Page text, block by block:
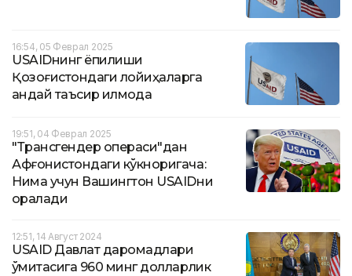
16:54, 05 Феврал 2025
USAIDнинг ёпилиши
Қозоғистондаги лойиҳаларга
қандай таъсир қилмоқда
19:51, 04 Феврал 2025
"Трансгендер операси"дан
Афғонистондаги кўкноригача:
Нима учун Вашингтон USAIDни
қоралади
12:51, 14 Август 2024
USAID Давлат даромадлари
қўмитасига 960 минг долларлик